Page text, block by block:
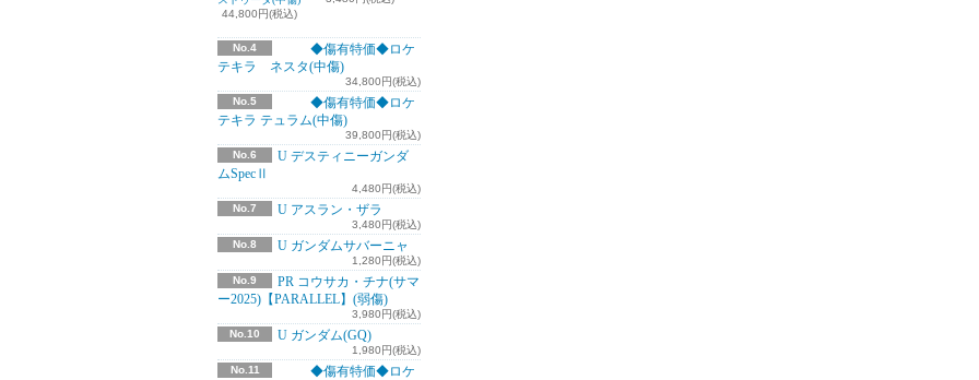
44,800円(税込)
No.4
◆傷有特価◆ロケ
テキラ ネスタ(中傷)
34,800円(税込)
No.5
◆傷有特価◆ロケ
テキラ テュラム(中傷)
39,800円(税込)
No.6
U デスティニーガンダ
ムSpecⅡ
4,480円(税込)
No.7
U アスラン・ザラ
3,480円(税込)
No.8
U ガンダムサバーニャ
1,280円(税込)
No.9
PR コウサカ・チナ(サマ
ー2025)【PARALLEL】(弱傷)
3,980円(税込)
No.10
U ガンダム(GQ)
1,980円(税込)
No.11
◆傷有特価◆ロケ